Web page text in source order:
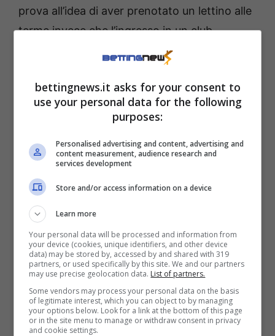
prova all’idea di aver prenotato un lettino alle
terme invece che l’ingresso in un club
La svolta di Agata accende
i social
E se la scollatura del costume ha ovviamente
fatto il suo dovere, canalizzando l’attenzione
dei follower, è stata la sua onestà autoironica
ad aver centrato il bersaglio.
bettingnews.it asks for your consent to
use your personal data for the following
purposes:
Personalised advertising and content, advertising and
content measurement, audience research and
services development
Store and/or access information on a device
Learn more
Your personal data will be processed and information from
your device (cookies, unique identifiers, and other device
data) may be stored by, accessed by and shared with 319
partners, or used specifically by this site. We and our partners
may use precise geolocation data. List of partners.
Some vendors may process your personal data on the basis
of legitimate interest, which you can object to by managing
your options below. Look for a link at the bottom of this page
or in the site menu to manage or withdraw consent in privacy
and cookie settings.